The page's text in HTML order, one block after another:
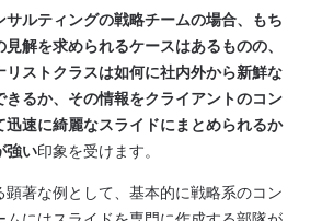
サルティングの戦略チームの場合、もち
解を求められるケースはあるものの、
リストクラスは如何に社内外から新鮮な
るか、その情報をクライアントのコン
迅速に綺麗なスライドにまとめられるか
強い印象を受けます。
顕著な例として、基本的に戦略系のコン